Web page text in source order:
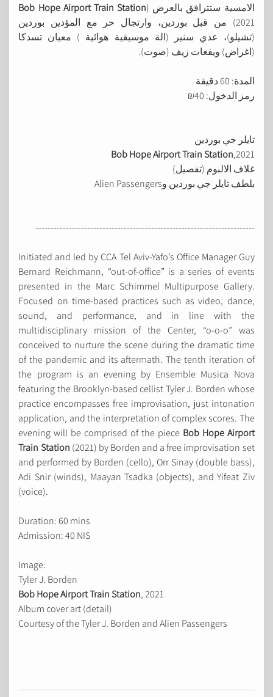
الامسية ستترافق بالعرض (Bob Hope Airport Train Station
(2021 من قبل بوردين، وارتجال حر مع المؤدين بوردين
(تشيلو)، عدي سنير (الة موسيقية هوائية ) معيان تسدكا
(اغراض) ويفعات زيف (صوت).
المدة: 60 دقيقة
رمز الدخول: 40₪
تايلر جي بوردين
Bob Hope Airport Train Station,2021
غلاف الالبوم (تفصيل)
بلطف تايلر جي بوردين وAlien Passengers
------------------------------------------------------------------------
Initiated and led by CCA Tel Aviv-Yafo’s Office Manager Guy
Bernard Reichmann, “out-of-office” is a series of events
presented in the Marc Schimmel Multipurpose Gallery.
Focused on time-based practices such as video, dance,
sound, and performance, and in line with the
multidisciplinary mission of the Center, “o-o-o” was
conceived to nurture the scene during the dramatic time
of the pandemic and its aftermath. The tenth iteration of
the program is an evening by Ensemble Musica Nova
featuring the Brooklyn-based cellist Tyler J. Borden whose
practice encompasses free improvisation, just intonation
application, and the interpretation of complex scores. The
evening will be comprised of the piece Bob Hope Airport
Train Station (2021) by Borden and a free improvisation set
and performed by Borden (cello), Orr Sinay (double bass),
Adi Snir (winds), Maayan Tsadka (objects), and Yifeat Ziv
(voice).
Duration: 60 mins
Admission: 40 NIS
Image:
Tyler J. Borden
Bob Hope Airport Train Station, 2021
Album cover art (detail)
Courtesy of the Tyler J. Borden and Alien Passengers